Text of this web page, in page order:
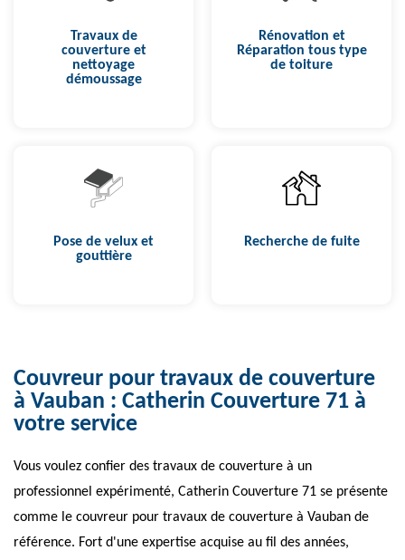
Travaux de
couverture et
nettoyage
démoussage
Rénovation et
Réparation tous type
de toiture
Pose de velux et
gouttière
Recherche de fuite
Couvreur pour travaux de couverture
à Vauban : Catherin Couverture 71 à
votre service
Vous voulez confier des travaux de couverture à un
professionnel expérimenté, Catherin Couverture 71 se présente
comme le couvreur pour travaux de couverture à Vauban de
référence. Fort d'une expertise acquise au fil des années,